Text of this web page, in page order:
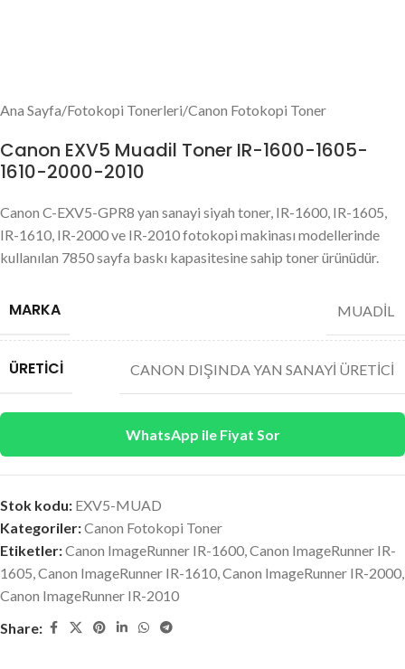
Ana Sayfa/Fotokopi Tonerleri/Canon Fotokopi Toner
Canon EXV5 Muadil Toner IR-1600-1605-
1610-2000-2010
Canon C-EXV5-GPR8 yan sanayi siyah toner, IR-1600, IR-1605,
IR-1610, IR-2000 ve IR-2010 fotokopi makinası modellerinde
kullanılan 7850 sayfa baskı kapasitesine sahip toner ürünüdür.
MARKA MUADİL
ÜRETICI CANON DIŞINDA YAN SANAYİ ÜRETİCİ
WhatsApp ile Fiyat Sor
Stok kodu: EXV5-MUAD
Kategoriler:Canon Fotokopi Toner
Etiketler:Canon ImageRunner IR-1600,Canon ImageRunner IR-
1605,Canon ImageRunner IR-1610,Canon ImageRunner IR-2000,
Canon ImageRunner IR-2010
Share: